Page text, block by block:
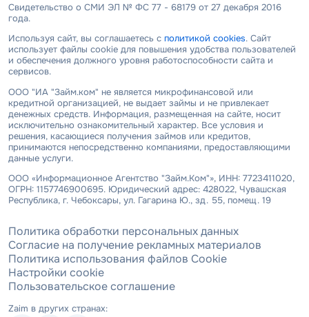
Свидетельство о СМИ ЭЛ № ФС 77 - 68179 от 27 декабря 2016
года.
Используя сайт, вы соглашаетесь с политикой cookies. Сайт
использует файлы cookie для повышения удобства пользователей
и обеспечения должного уровня работоспособности сайта и
сервисов.
ООО "ИА "Займ.ком" не является микрофинансовой или
кредитной организацией, не выдает займы и не привлекает
денежных средств. Информация, размещенная на сайте, носит
исключительно ознакомительный характер. Все условия и
решения, касающиеся получения займов или кредитов,
принимаются непосредственно компаниями, предоставляющими
данные услуги.
ООО «Информационное Агентство "Займ.Ком"», ИНН: 7723411020,
ОГРН: 1157746900695. Юридический адрес: 428022, Чувашская
Республика, г. Чебоксары, ул. Гагарина Ю., зд. 55, помещ. 19
Политика обработки персональных данных
Согласие на получение рекламных материалов
Политика использования файлов Cookie
Настройки cookie
Пользовательское соглашение
Zaim в других странах: